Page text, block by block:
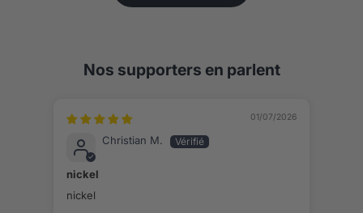
Nos supporters en parlent
01/07/2026
Christian M.
nickel
nickel